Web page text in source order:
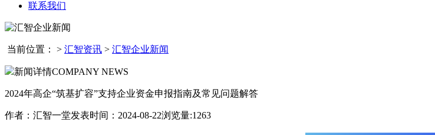
联系我们
当前位置： > 汇智资讯 > 汇智企业新闻
新闻详情COMPANY NEWS
2024年高企“筑基扩容”支持企业资金申报指南及常见问题解答
作者：汇智一堂发表时间：2024-08-22浏览量:1263